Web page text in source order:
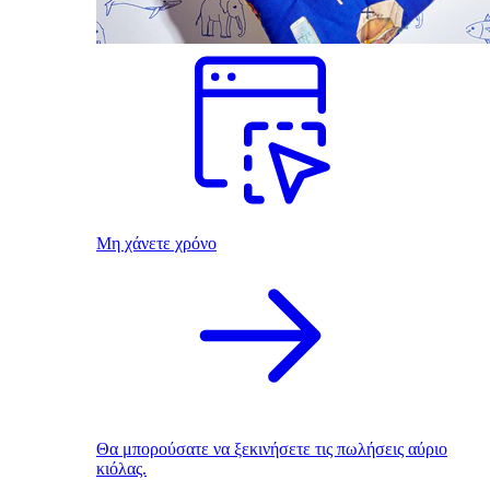
Μη χάνετε χρόνο
Θα μπορούσατε να ξεκινήσετε τις πωλήσεις αύριο
κιόλας.